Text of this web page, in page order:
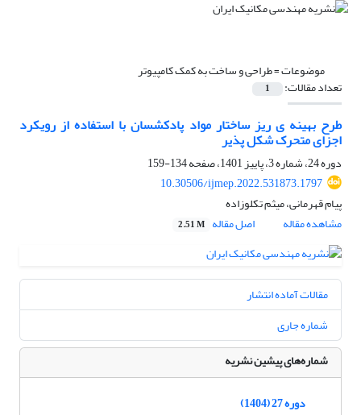
موضوعات =طراحی و ساخت به کمک کامپیوتر
تعداد مقالات: 1
طرح بهینه ی ریز ساختار مواد پادکشسان با استفاده از رویکرد
اجزای متحرک شکل پذیر
دوره 24، شماره 3، پاییز 1401، صفحه
134-159
10.30506/ijmep.2022.531873.1797
پیام قهرمانی، میثم تکلوزاده
مشاهده مقاله
اصل مقاله 2.51 M
مقالات آماده انتشار
شماره جاری
شماره‌های پیشین نشریه
دوره 27 (1404)